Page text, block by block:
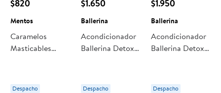
$820
Mentos
Caramelos
Masticables
g Mentos
Despacho
$1.650
Ballerina
Acondicionador
Ballerina Detox
Despacho
$1.950
Ballerina
Acondicionador
Ballerina Detox
Despacho